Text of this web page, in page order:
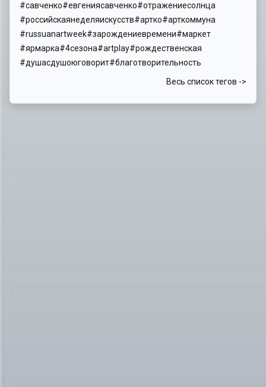
#савченко#евгениясавченко#отражениесолнца
#российскаянеделяискусств#артко#арткоммуна
#russuanartweek#зарождениевремени#маркет
#ярмарка#4сезона#artplay#рождественская
#душасдушоюговорит#благотворительность
Весь список тегов ->